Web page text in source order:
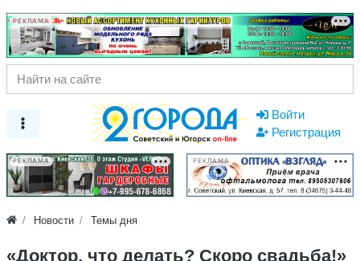
РЕКЛАМА
Войти
Регистрация
РЕКЛАМА РЕКЛАМА
Новости Темы дня
«Доктор, что делать? Скоро свадьба!»